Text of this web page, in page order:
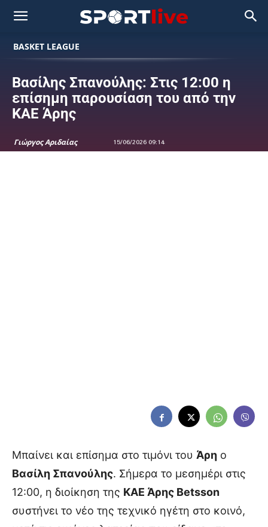
BASKET LEAGUE
Βασίλης Σπανούλης: Στις 12:00 η
επίσημη παρουσίαση του από την
ΚΑΕ Άρης
Γιώργος Αριδαίας 15/06/2026 09:14
Μπαίνει και επίσημα στο τιμόνι του Άρη ο
Βασίλη Σπανούλης. Σήμερα το μεσημέρι στις
12:00, η διοίκηση της ΚΑΕ Άρης Betsson
συστήνει το νέο της τεχνικό ηγέτη στο κοινό,